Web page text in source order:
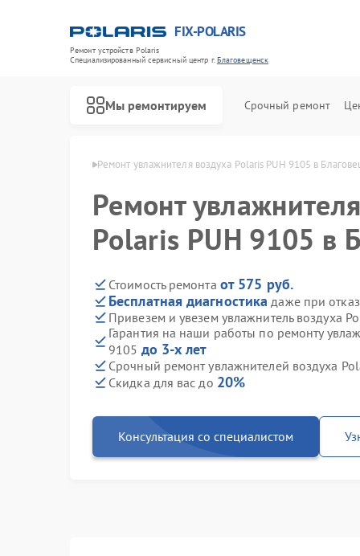
FIX-POLARIS
Ремонт устройств Polaris
Специализированный cервисный центр г.Благовещенск
Мы ремонтируем Срочный ремонт
Ремонт увлажнителя воздуха Polaris PUH 9105 в
Ремонт
Polaris PUH 9105 в
Стоимость ремонта от 575 руб.
Бесплатная диагностика даже при
Привезем и увезем увлажнитель воздуха
Гарантия на наши работы по ремонту
9105 до 3-х лет
Срочный ремонт увлажнителей воздуха
Скидка для вас до 20%
Консультация со специалистом